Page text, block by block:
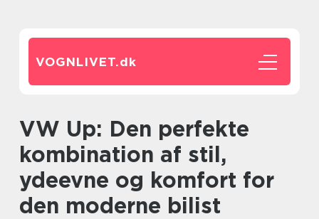
VOGNLIVET.dk
VW Up: Den perfekte
kombination af stil,
ydeevne og komfort for
den moderne bilist